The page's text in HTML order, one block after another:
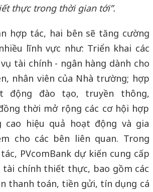
thực trong thời gian tới”.
hợp tác, hai bên sẽ tăng cường
lĩnh vực như: Triển khai các
tài chính - ngân hàng dành cho
nhân viên của Nhà trường; hợp
động đào tạo, truyền thông,
thời mở rộng các cơ hội hợp
cao hiệu quả hoạt động và gia
cho các bên liên quan. Trong
PVcomBank dự kiến cung cấp
tài chính thiết thực, bao gồm các
thanh toán, tiền gửi, tín dụng cá